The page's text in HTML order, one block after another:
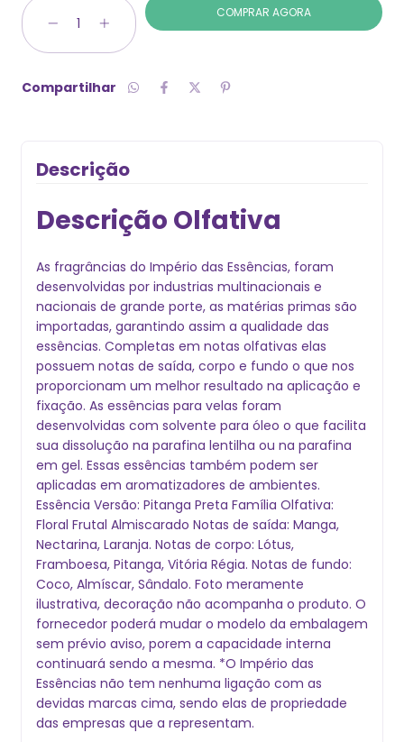
Compartilhar
Descrição
Descrição Olfativa
As fragrâncias do Império das Essências, foram
desenvolvidas por industrias multinacionais e
nacionais de grande porte, as matérias primas são
importadas, garantindo assim a qualidade das
essências. Completas em notas olfativas elas
possuem notas de saída, corpo e fundo o que nos
proporcionam um melhor resultado na aplicação e
fixação. As essências para velas foram
desenvolvidas com solvente para óleo o que facilita
sua dissolução na parafina lentilha ou na parafina
em gel. Essas essências também podem ser
aplicadas em aromatizadores de ambientes.
Essência Versão: Pitanga Preta Família Olfativa:
Floral Frutal Almiscarado Notas de saída: Manga,
Nectarina, Laranja. Notas de corpo: Lótus,
Framboesa, Pitanga, Vitória Régia. Notas de fundo:
Coco, Almíscar, Sândalo. Foto meramente
ilustrativa, decoração não acompanha o produto. O
fornecedor poderá mudar o modelo da embalagem
sem prévio aviso, porem a capacidade interna
continuará sendo a mesma. *O Império das
Essências não tem nenhuma ligação com as
devidas marcas cima, sendo elas de propriedade
das empresas que a representam.